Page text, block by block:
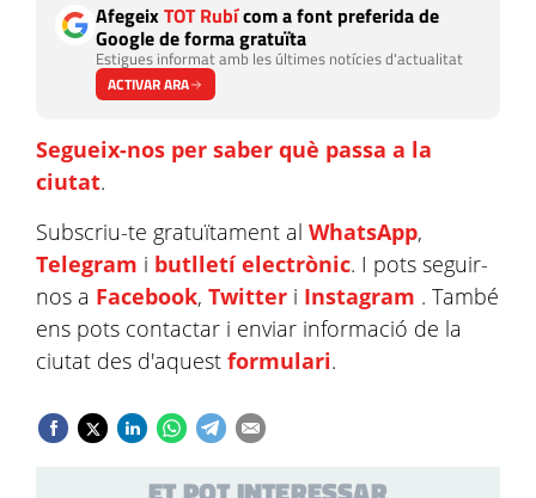
AfegeixTOT Rubícom a font preferida de
Google de forma gratuïta
Estigues informat amb les últimes notícies d'actualitat
ACTIVAR ARA
Segueix-nos per saber què passa a la
ciutat.
Subscriu-te gratuïtament al WhatsApp,
Telegram i butlletí electrònic. I pots seguir-
nos a Facebook, Twitter i Instagram . També
ens pots contactar i enviar informació de la
ciutat des d'aquest formulari.